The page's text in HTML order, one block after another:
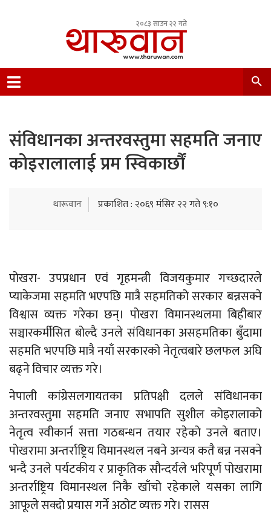
२०८३ साउन २२ गते
Nepal.
संविधानका अन्तरवस्तुमा सहमति जनाए
कोइरालालाई प्रम स्विकार्छौं
थारूवान प्रकाशित : २०६९ मंसिर २२ गते ९:१०
पोखरा- उपप्रधान एवं गृहमन्त्री विजयकुमार गच्छदारले
प्याकेजमा सहमति भएपछि मात्रै सहमतिको सरकार बन्नसक्ने
विश्वास व्यक्त गरेका छन्। पोखरा विमानस्थलमा बिहीबार
सञ्चारकर्मीसित बोल्दै उनले संविधानका असहमतिका बुँदामा
सहमति भएपछि मात्रै नयाँ सरकारको नेतृत्वबारे छलफल अघि
बढ्ने विचार व्यक्त गरे।
नेपाली कांग्रेसलगायतका प्रतिपक्षी दलले संविधानका
अन्तरवस्तुमा सहमति जनाए सभापति सुशील कोइरालाको
नेतृत्व स्वीकार्न सत्ता गठबन्धन तयार रहेको उनले बताए।
पोखरामा अन्तर्राष्ट्रिय विमानस्थल नबने अन्यत्र कतै बन्न नसक्ने
भन्दै उनले पर्यटकीय र प्राकृतिक सौन्दर्यले भरिपूर्ण पोखरामा
अन्तर्राष्ट्रिय विमानस्थल निकै खाँचो रहेकाले यसका लागि
आफूले सक्दो प्रयास गर्ने अठोट व्यक्त गरे। रासस